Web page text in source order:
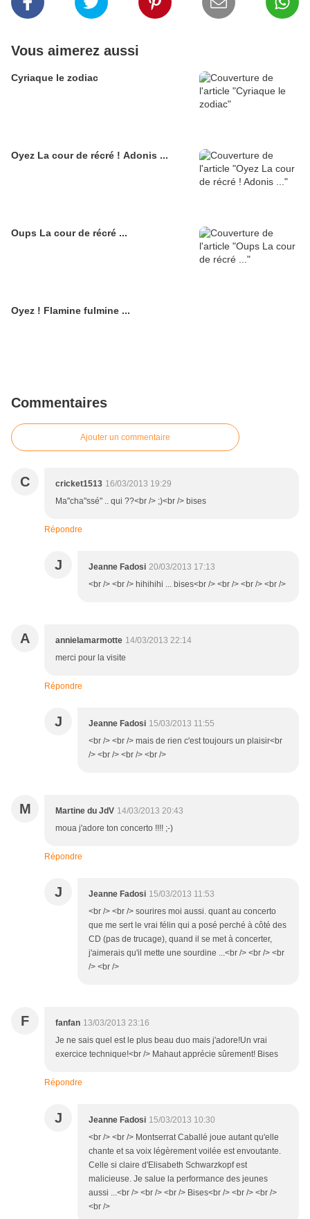
Vous aimerez aussi
Cyriaque le zodiac
Oyez La cour de récré ! Adonis ...
Oups La cour de récré ...
Oyez ! Flamine fulmine ...
Commentaires
Ajouter un commentaire
C cricket1513 16/03/2013 19:29
Ma"cha"ssé" .. qui ??<br /> ;)<br /> bises
Répondre
J Jeanne Fadosi 20/03/2013 17:13
<br /> <br /> hihihihi ... bises<br /> <br /> <br /> <br />
A annielamarmotte 14/03/2013 22:14
merci pour la visite
Répondre
J Jeanne Fadosi 15/03/2013 11:55
<br /> <br /> mais de rien c'est toujours un plaisir<br
/> <br /> <br /> <br />
M Martine du JdV 14/03/2013 20:43
moua j'adore ton concerto !!!! ;-)
Répondre
J Jeanne Fadosi 15/03/2013 11:53
<br /> <br /> sourires moi aussi. quant au concerto
que me sert le vrai félin qui a posé perché à côté des
CD (pas de trucage), quand il se met à concerter,
j'aimerais qu'il mette une sourdine ...<br /> <br /> <br
/> <br />
F fanfan 13/03/2013 23:16
Je ne sais quel est le plus beau duo mais j'adore!Un vrai
exercice technique!<br /> Mahaut apprécie sûrement! Bises
Répondre
J Jeanne Fadosi 15/03/2013 10:30
<br /> <br /> Montserrat Caballé joue autant qu'elle
chante et sa voix légèrement voilée est envoutante.
Celle si claire d'Elisabeth Schwarzkopf est
malicieuse. Je salue la performance des jeunes
aussi ...<br /> <br /> <br /> Bises<br /> <br /> <br />
<br />